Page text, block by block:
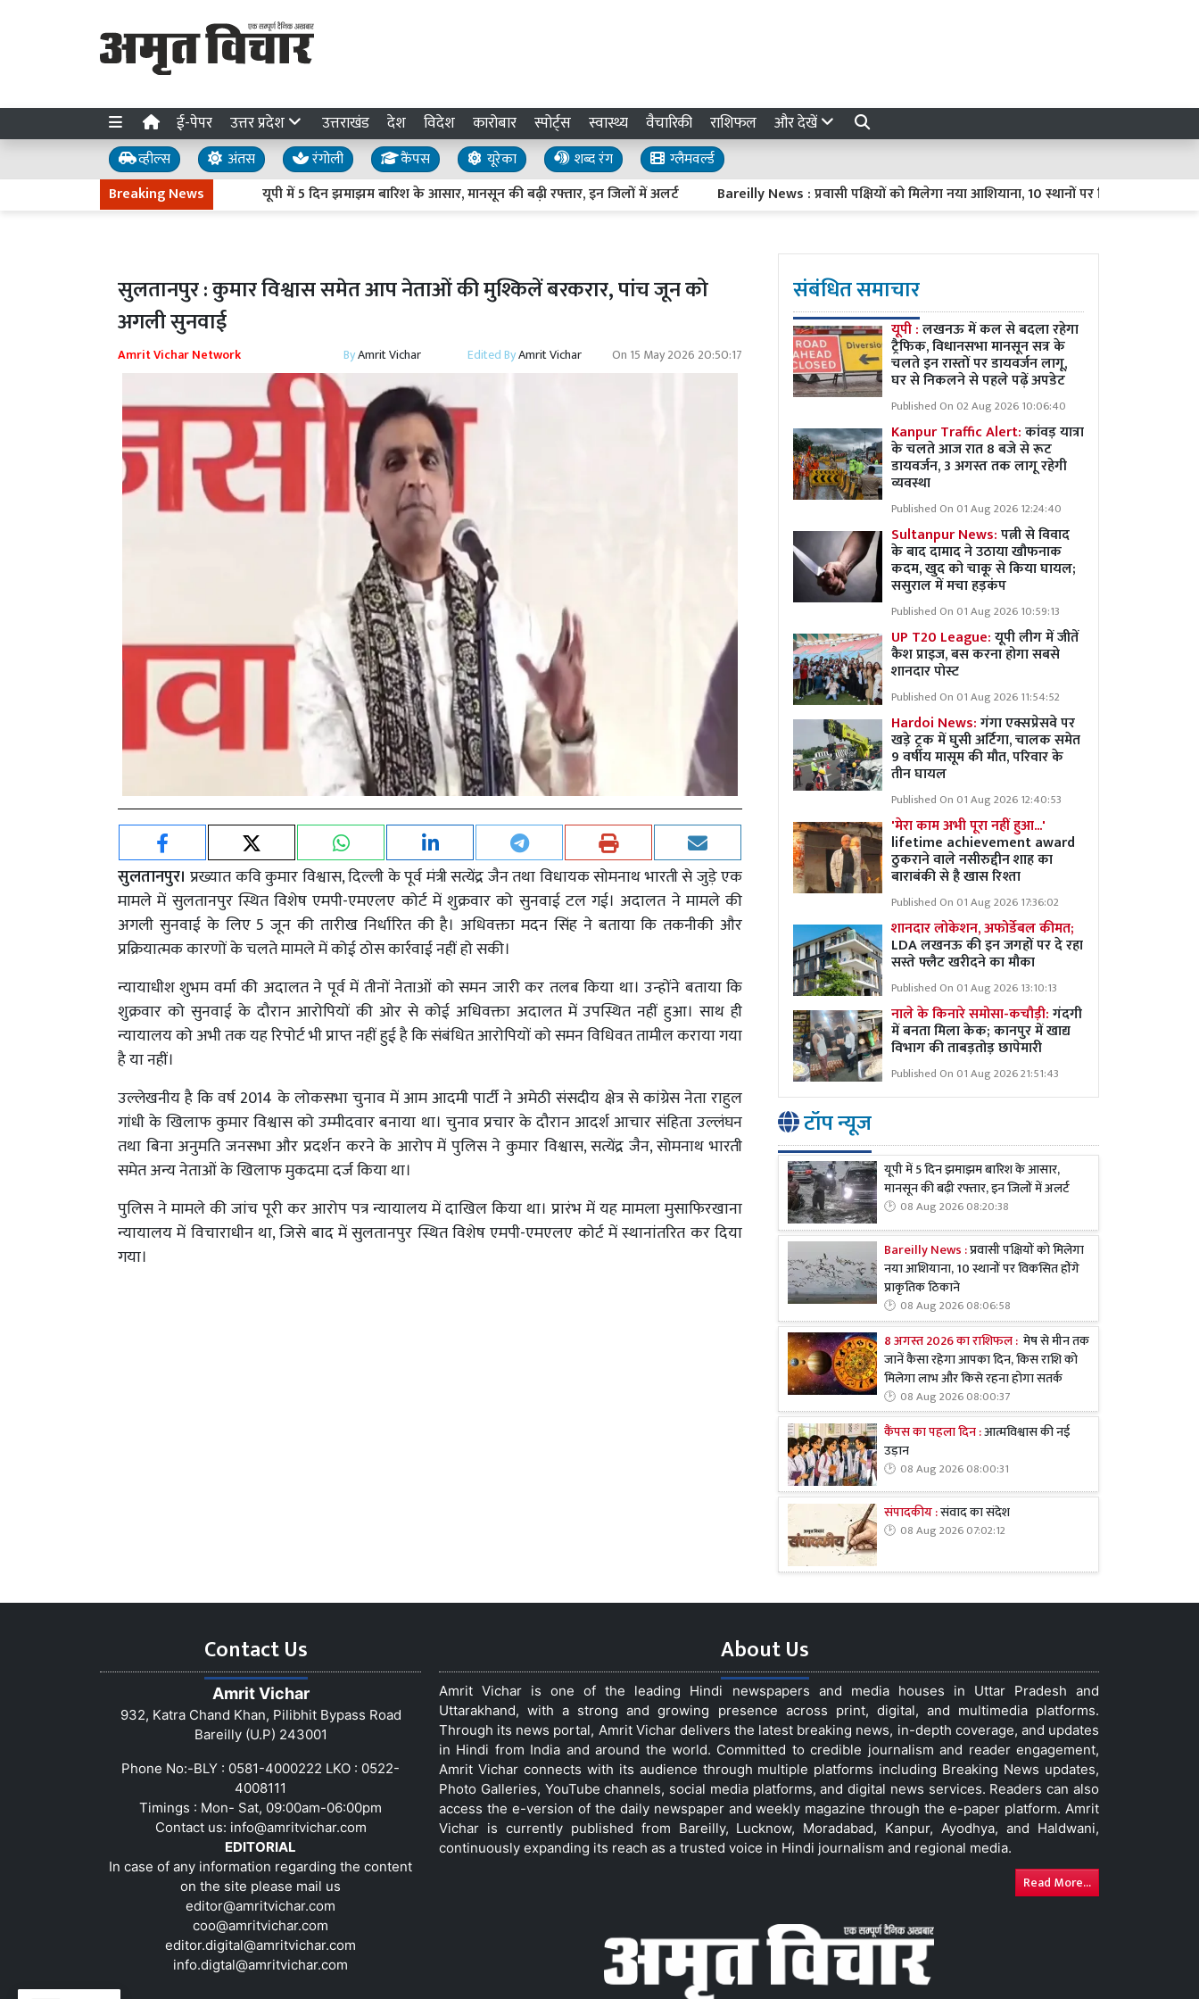
ई-पेपर उत्तर प्रदेश उत्तराखंड देश विदेश कारोबार स्पोर्ट्स स्वास्थ्य वैचारिकी राशिफल और देखें
व्हील्स अंतस रंगोली कैंपस यूरेका शब्द रंग
ग्लैमवर्ल्ड
Breaking News
यूपी में 5 दिन झमाझम बारिश के आसार, मानसून की बढ़ी रफ्तार, इन जिलों में अलर्ट Bareilly News : प्रवासी पक्षियों को मिलेगा नया आशियाना, 10 स्थानों पर विकसित होंगे प्राकृतिक
सुलतानपुर : कुमार विश्वास समेत आप नेताओं की मुश्किलें बरकरार, पांच जून को
अगली सुनवाई
Amrit Vichar Network ByAmrit Vichar Edited ByAmrit Vichar On 15 May 2026 20:50:17
सुलतानपुर। प्रख्यात कवि कुमार विश्वास, दिल्ली के पूर्व मंत्री सत्येंद्र जैन तथा विधायक सोमनाथ भारती से जुड़े एक
मामले में सुलतानपुर स्थित विशेष एमपी-एमएलए कोर्ट में शुक्रवार को सुनवाई टल गई। अदालत ने मामले की
अगली सुनवाई के लिए 5 जून की तारीख निर्धारित की है। अधिवक्ता मदन सिंह ने बताया कि तकनीकी और
प्रक्रियात्मक कारणों के चलते मामले में कोई ठोस कार्रवाई नहीं हो सकी।
न्यायाधीश शुभम वर्मा की अदालत ने पूर्व में तीनों नेताओं को समन जारी कर तलब किया था। उन्होंने बताया कि
शुक्रवार को सुनवाई के दौरान आरोपियों की ओर से कोई अधिवक्ता अदालत में उपस्थित नहीं हुआ। साथ ही
न्यायालय को अभी तक यह रिपोर्ट भी प्राप्त नहीं हुई है कि संबंधित आरोपियों को समन विधिवत तामील कराया गया
है या नहीं।
उल्लेखनीय है कि वर्ष 2014 के लोकसभा चुनाव में आम आदमी पार्टी ने अमेठी संसदीय क्षेत्र से कांग्रेस नेता राहुल
गांधी के खिलाफ कुमार विश्वास को उम्मीदवार बनाया था। चुनाव प्रचार के दौरान आदर्श आचार संहिता उल्लंघन
तथा बिना अनुमति जनसभा और प्रदर्शन करने के आरोप में पुलिस ने कुमार विश्वास, सत्येंद्र जैन, सोमनाथ भारती
समेत अन्य नेताओं के खिलाफ मुकदमा दर्ज किया था।
पुलिस ने मामले की जांच पूरी कर आरोप पत्र न्यायालय में दाखिल किया था। प्रारंभ में यह मामला मुसाफिरखाना
न्यायालय में विचाराधीन था, जिसे बाद में सुलतानपुर स्थित विशेष एमपी-एमएलए कोर्ट में स्थानांतरित कर दिया
गया।
संबंधित समाचार
यूपी :लखनऊ में कल से बदला रहेगा
ट्रैफिक, विधानसभा मानसून सत्र के
चलते इन रास्तों पर डायवर्जन लागू,
घर से निकलने से पहले पढ़ें अपडेट
Published On 02 Aug 2026 10:06:40
Kanpur Traffic Alert:कांवड़ यात्रा
के चलते आज रात 8 बजे से रूट
डायवर्जन, 3 अगस्त तक लागू रहेगी
व्यवस्था
Published On 01 Aug 2026 12:24:40
Sultanpur News:पत्नी से विवाद
के बाद दामाद ने उठाया खौफनाक
कदम, खुद को चाकू से किया घायल;
ससुराल में मचा हड़कंप
Published On 01 Aug 2026 10:59:13
UP T20 League:यूपी लीग में जीतें
कैश प्राइज, बस करना होगा सबसे
शानदार पोस्ट
Published On 01 Aug 2026 11:54:52
Hardoi News:गंगा एक्सप्रेसवे पर
खड़े ट्रक में घुसी अर्टिगा, चालक समेत
9 वर्षीय मासूम की मौत, परिवार के
तीन घायल
Published On 01 Aug 2026 12:40:53
'मेरा काम अभी पूरा नहीं हुआ...'
lifetime achievement award
ठुकराने वाले नसीरुद्दीन शाह का
बाराबंकी से है खास रिश्ता
Published On 01 Aug 2026 17:36:02
शानदार लोकेशन, अफोर्डेबल कीमत;
LDA लखनऊ की इन जगहों पर दे रहा
सस्ते फ्लैट खरीदने का मौका
Published On 01 Aug 2026 13:10:13
नाले के किनारे समोसा-कचौड़ी:गंदगी
में बनता मिला केक; कानपुर में खाद्य
विभाग की ताबड़तोड़ छापेमारी
Published On 01 Aug 2026 21:51:43
टॉप न्यूज
यूपी में 5 दिन झमाझम बारिश के आसार,
मानसून की बढ़ी रफ्तार, इन जिलों में अलर्ट
08 Aug 2026 08:20:38
Bareilly News :प्रवासी पक्षियों को मिलेगा
नया आशियाना, 10 स्थानों पर विकसित होंगे
प्राकृतिक ठिकाने
08 Aug 2026 08:06:58
8 अगस्त 2026 का राशिफल : मेष से मीन तक
जानें कैसा रहेगा आपका दिन, किस राशि को
मिलेगा लाभ और किसे रहना होगा सतर्क
08 Aug 2026 08:00:37
कैंपस का पहला दिन :आत्मविश्वास की नई
उड़ान
08 Aug 2026 08:00:31
संपादकीय :संवाद का संदेश
08 Aug 2026 07:02:12
Contact Us
Amrit Vichar
932, Katra Chand Khan, Pilibhit Bypass Road
Bareilly (U.P) 243001
Phone No:-BLY : 0581-4000222 LKO : 0522-
4008111
Timings : Mon- Sat, 09:00am-06:00pm
Contact us: info@amritvichar.com
EDITORIAL
In case of any information regarding the content
on the site please mail us
editor@amritvichar.com
coo@amritvichar.com
editor.digital@amritvichar.com
info.digtal@amritvichar.com
About Us
Amrit Vichar is one of the leading Hindi newspapers and media houses in Uttar Pradesh and
Uttarakhand, with a strong and growing presence across print, digital, and multimedia platforms.
Through its news portal, Amrit Vichar delivers the latest breaking news, in-depth coverage, and updates
in Hindi from India and around the world. Committed to credible journalism and reader engagement,
Amrit Vichar connects with its audience through multiple platforms including Breaking News updates,
Photo Galleries, YouTube channels, social media platforms, and digital news services. Readers can also
access the e-version of the daily newspaper and weekly magazine through the e-paper platform. Amrit
Vichar is currently published from Bareilly, Lucknow, Moradabad, Kanpur, Ayodhya, and Haldwani,
continuously expanding its reach as a trusted voice in Hindi journalism and regional media.
Read More...